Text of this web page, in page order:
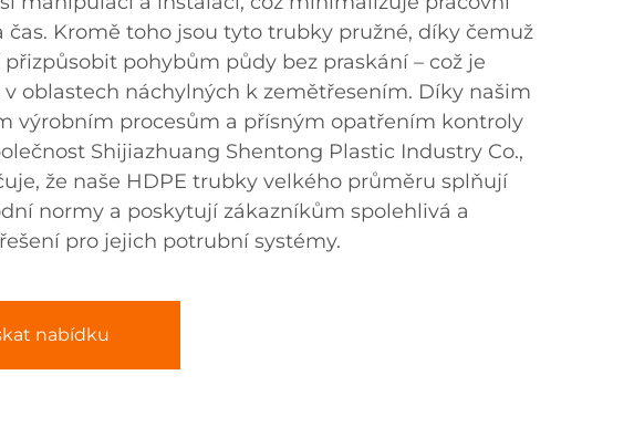
čas. Kromě toho jsou tyto trubky pružné, díky čemuž
přizpůsobit pohybům půdy bez praskání – což je
v oblastech náchylných k zemětřesením. Díky našim
výrobním procesům a přísným opatřením kontroly
Shijiazhuang Shentong Plastic Industry Co.,
že naše HDPE trubky velkého průměru splňují
normy a poskytují zákazníkům spolehlivá a
pro jejich potrubní systémy.
nabídku